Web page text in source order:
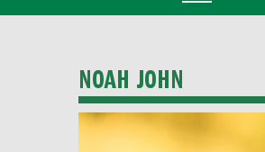
NOAH JOHN